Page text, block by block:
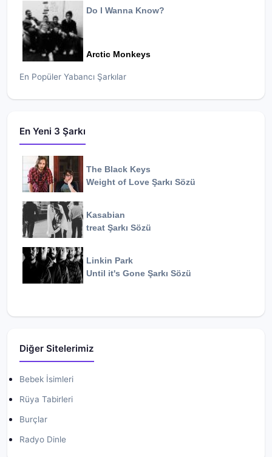
Do I Wanna Know?
Arctic Monkeys
En Popüler Yabancı Şarkılar
En Yeni 3 Şarkı
The Black Keys
Weight of Love Şarkı Sözü
Kasabian
treat Şarkı Sözü
Linkin Park
Until it's Gone Şarkı Sözü
Diğer Sitelerimiz
Bebek İsimleri
Rüya Tabirleri
Burçlar
Radyo Dinle